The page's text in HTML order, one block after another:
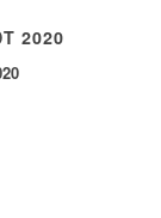
2020